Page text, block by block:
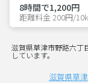
8時間で1,200円
距離料金 200円/
滋賀県草津市野路六丁
しています。
滋賀県草